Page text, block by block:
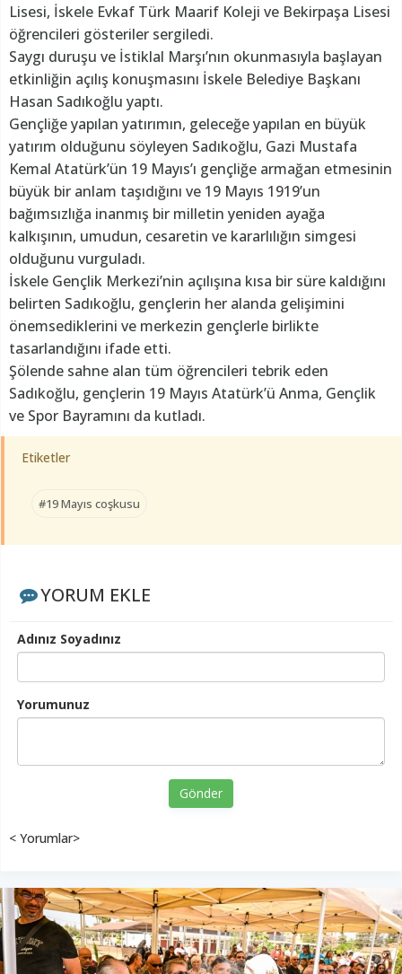
Lisesi, İskele Evkaf Türk Maarif Koleji ve Bekirpaşa Lisesi
öğrencileri gösteriler sergiledi.
Saygı duruşu ve İstiklal Marşı’nın okunmasıyla başlayan
etkinliğin açılış konuşmasını İskele Belediye Başkanı
Hasan Sadıkoğlu yaptı.
Gençliğe yapılan yatırımın, geleceğe yapılan en büyük
yatırım olduğunu söyleyen Sadıkoğlu, Gazi Mustafa
Kemal Atatürk’ün 19 Mayıs’ı gençliğe armağan etmesinin
büyük bir anlam taşıdığını ve 19 Mayıs 1919’un
bağımsızlığa inanmış bir milletin yeniden ayağa
kalkışının, umudun, cesaretin ve kararlılığın simgesi
olduğunu vurguladı.
İskele Gençlik Merkezi’nin açılışına kısa bir süre kaldığını
belirten Sadıkoğlu, gençlerin her alanda gelişimini
önemsediklerini ve merkezin gençlerle birlikte
tasarlandığını ifade etti.
Şölende sahne alan tüm öğrencileri tebrik eden
Sadıkoğlu, gençlerin 19 Mayıs Atatürk’ü Anma, Gençlik
ve Spor Bayramını da kutladı.
Etiketler
#19 Mayıs coşkusu
YORUM EKLE
Adınız Soyadınız
Yorumunuz
Gönder
< Yorumlar>